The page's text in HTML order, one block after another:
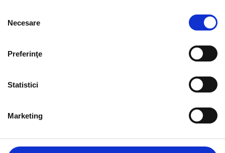
consimțământului
Necesare
Preferinţe
Statistici
Marketing
INFORMAȚIE